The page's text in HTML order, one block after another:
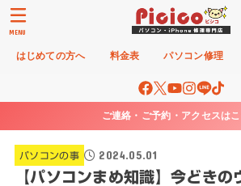
はじめての方へ 料金表 パソコン修理
MENU
ご連絡・ご予約・アクセスは
パソコンの事 2024.05.01
【パソコンまめ知識】今どきの